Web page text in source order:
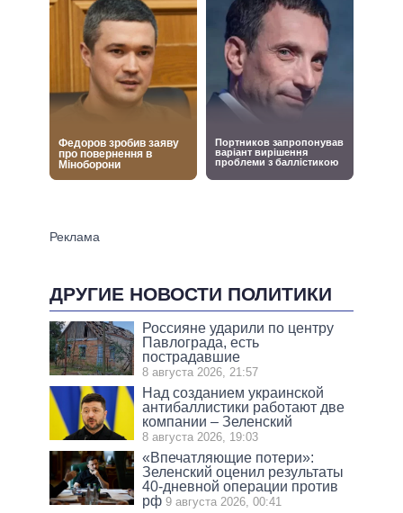
ДРУГИЕ НОВОСТИ ПОЛИТИКИ
Россияне ударили по центру
Павлограда, есть
пострадавшие
8 августа 2026, 21:57
Над созданием украинской
антибаллистики работают две
компании – Зеленский
8 августа 2026, 19:03
«Впечатляющие потери»:
Зеленский оценил результаты
40-дневной операции против
рф 9 августа 2026, 00:41